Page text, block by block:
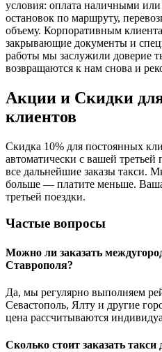
условия: оплата наличными
остановок по маршруту,
объему. Корпоративным
закрывающие документы и
работы мы заслужили доверие
возвращаются к нам снова и
Акции и Скидки
клиентов
Скидка 10% для постоянных
автоматически с вашей третьей
все дальнейшие заказы такси.
больше — платите меньше.
третьей поездки.
Частые вопросы
Можно ли заказать
Ставрополя?
Да, мы регулярно выполняем
Севастополь, Ялту и другие
цена рассчитываются
Сколько стоит заказать